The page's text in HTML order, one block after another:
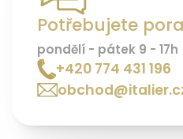
Potřebujete
pondělí - pátek 9 - 17h
+420 774 431 196